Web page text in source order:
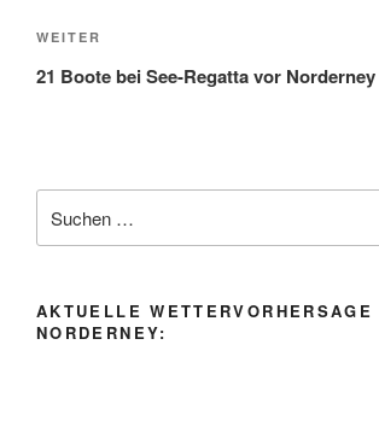
Nächster
Beitrag
WEITER
21 Boote bei See-Regatta vor Norderney
nach:
AKTUELLE WETTERVORHERSAGE
NORDERNEY: